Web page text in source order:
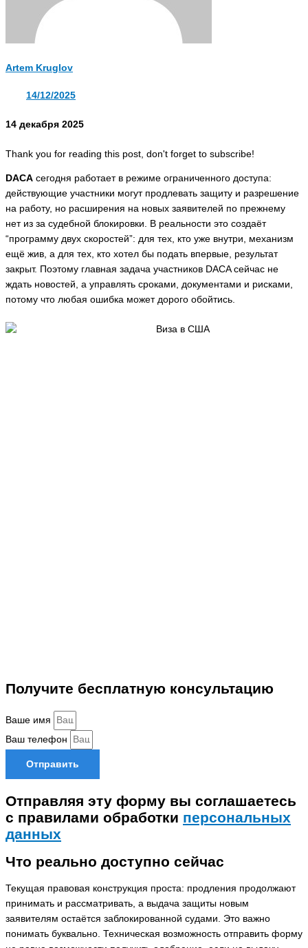
Artem Kruglov
14/12/2025
14 декабря 2025
Thank you for reading this post, don't forget to subscribe!
DACA сегодня работает в режиме ограниченного доступа:
действующие участники могут продлевать защиту и разрешение
на работу, но расширения на новых заявителей по прежнему
нет из за судебной блокировки. В реальности это создаёт
“программу двух скоростей”: для тех, кто уже внутри, механизм
ещё жив, а для тех, кто хотел бы подать впервые, результат
закрыт. Поэтому главная задача участников DACA сейчас не
ждать новостей, а управлять сроками, документами и рисками,
потому что любая ошибка может дорого обойтись.
Получите бесплатную консультацию
Ваше имя
Ваш телефон
Отправить
Отправляя эту форму вы соглашаетесь
с правилами обработки персональных
данных
Что реально доступно сейчас
Текущая правовая конструкция проста: продления продолжают
принимать и рассматривать, а выдача защиты новым
заявителям остаётся заблокированной судами. Это важно
понимать буквально. Техническая возможность отправить форму